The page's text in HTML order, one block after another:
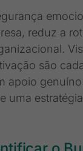
reduz a
são
apoio
uma